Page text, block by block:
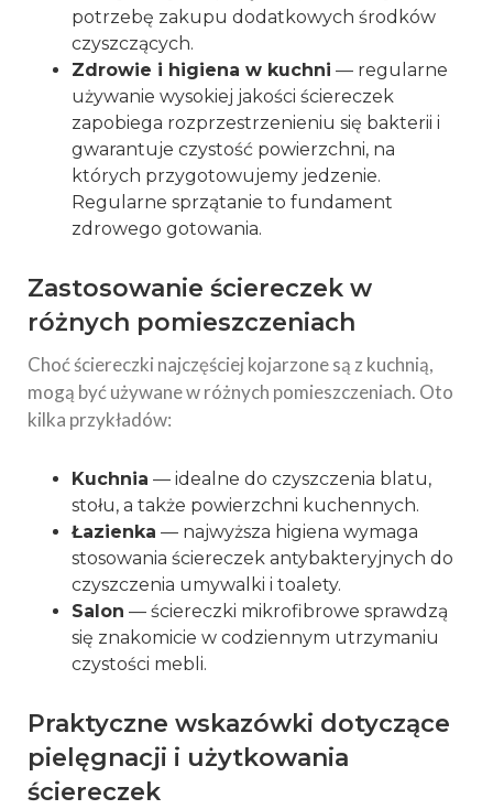
potrzebę zakupu dodatkowych środków
czyszczących.
Zdrowie i higiena w kuchni — regularne
używanie wysokiej jakości ściereczek
zapobiega rozprzestrzenieniu się bakterii i
gwarantuje czystość powierzchni, na
których przygotowujemy jedzenie.
Regularne sprzątanie to fundament
zdrowego gotowania.
Zastosowanie ściereczek w
różnych pomieszczeniach
Choć ściereczki najczęściej kojarzone są z kuchnią,
mogą być używane w różnych pomieszczeniach. Oto
kilka przykładów:
Kuchnia — idealne do czyszczenia blatu,
stołu, a także powierzchni kuchennych.
Łazienka — najwyższa higiena wymaga
stosowania ściereczek antybakteryjnych do
czyszczenia umywalki i toalety.
Salon — ściereczki mikrofibrowe sprawdzą
się znakomicie w codziennym utrzymaniu
czystości mebli.
Praktyczne wskazówki dotyczące
pielęgnacji i użytkowania
ściereczek